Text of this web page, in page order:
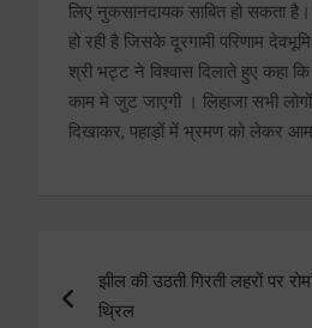
लिए नुकसानदायक साबित हो सकता है।
हो रही है जिसके दूरगामी परिणाम
श्री भट्ट ने विश्वास दिलाते हुए कहा
काम मे जुट जाएगी । लिहाजा सभी
दिखाकर, पहाड़ों में भ्रमण को लेकर
navigation
झील की उठती गिरती लहरों पर
थ्रिल